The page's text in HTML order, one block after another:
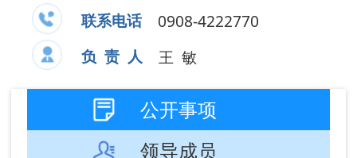
领导成员
执行法规条例
保障性住房
行政处罚信息
项目施工